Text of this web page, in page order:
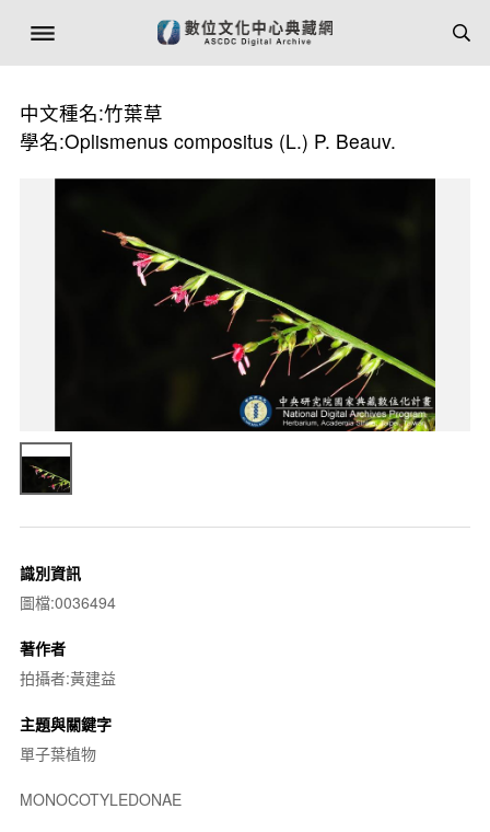
中文種名:竹葉草
學名:Oplismenus compositus (L.) P. Beauv.
識別資訊
圖檔:0036494
著作者
拍攝者:黃建益
主題與關鍵字
單子葉植物
MONOCOTYLEDONAE